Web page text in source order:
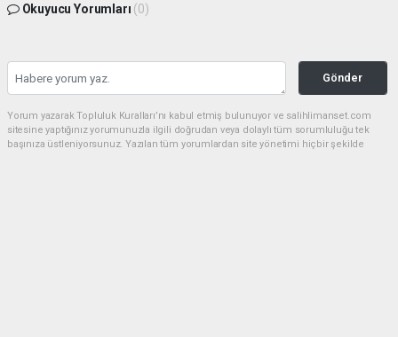
Okuyucu Yorumları (0)
Gönder
Yorum yazarak Topluluk Kuralları’nı kabul etmiş bulunuyor ve salihlimanset.com
sitesine yaptığınız yorumunuzla ilgili doğrudan veya dolaylı tüm sorumluluğu tek
başınıza üstleniyorsunuz. Yazılan tüm yorumlardan site yönetimi hiçbir şekilde